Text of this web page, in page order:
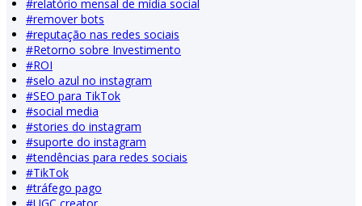
#relatório mensal de mídia social
#remover bots
#reputação nas redes sociais
#Retorno sobre Investimento
#ROI
#selo azul no instagram
#SEO para TikTok
#social media
#stories do instagram
#suporte do instagram
#tendências para redes sociais
#TikTok
#tráfego pago